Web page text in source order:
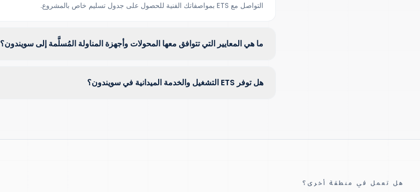
التواصل مع ETS بمواصفاتك الفنية للحصول على جدول تسليم خاص بالمشروع.
ما هي المعايير التي تتوافق معها المحولات وأجهزة المناولة المُسلَّمة إلى سويندون؟
هل توفر ETS التشغيل والخدمة الميدانية في سويندون؟
هل تعمل في منطقة أخرى؟